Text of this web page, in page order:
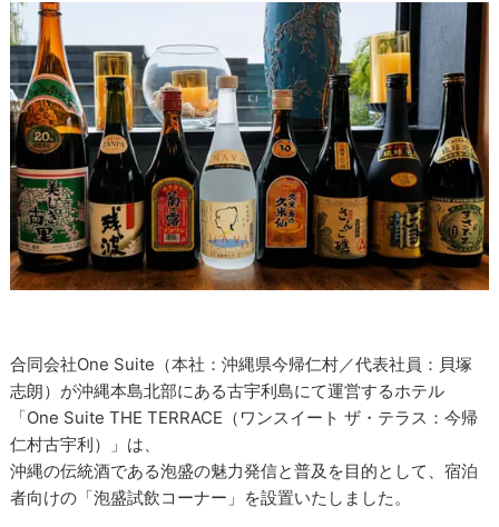
合同会社One Suite（本社：沖縄県今帰仁村／代表社員：貝塚
志朗）が沖縄本島北部にある古宇利島にて運営するホテル
「One Suite THE TERRACE（ワンスイート ザ・テラス：今帰
仁村古宇利）」は、
沖縄の伝統酒である泡盛の魅力発信と普及を目的として、宿泊
者向けの「泡盛試飲コーナー」を設置いたしました。